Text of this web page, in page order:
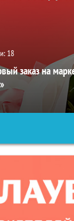
18
заказ на